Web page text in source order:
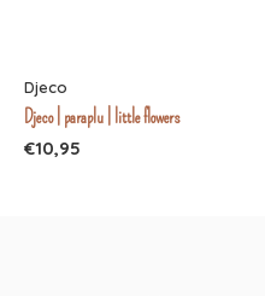
Djeco
Djeco | paraplu | little flowers
€10,95